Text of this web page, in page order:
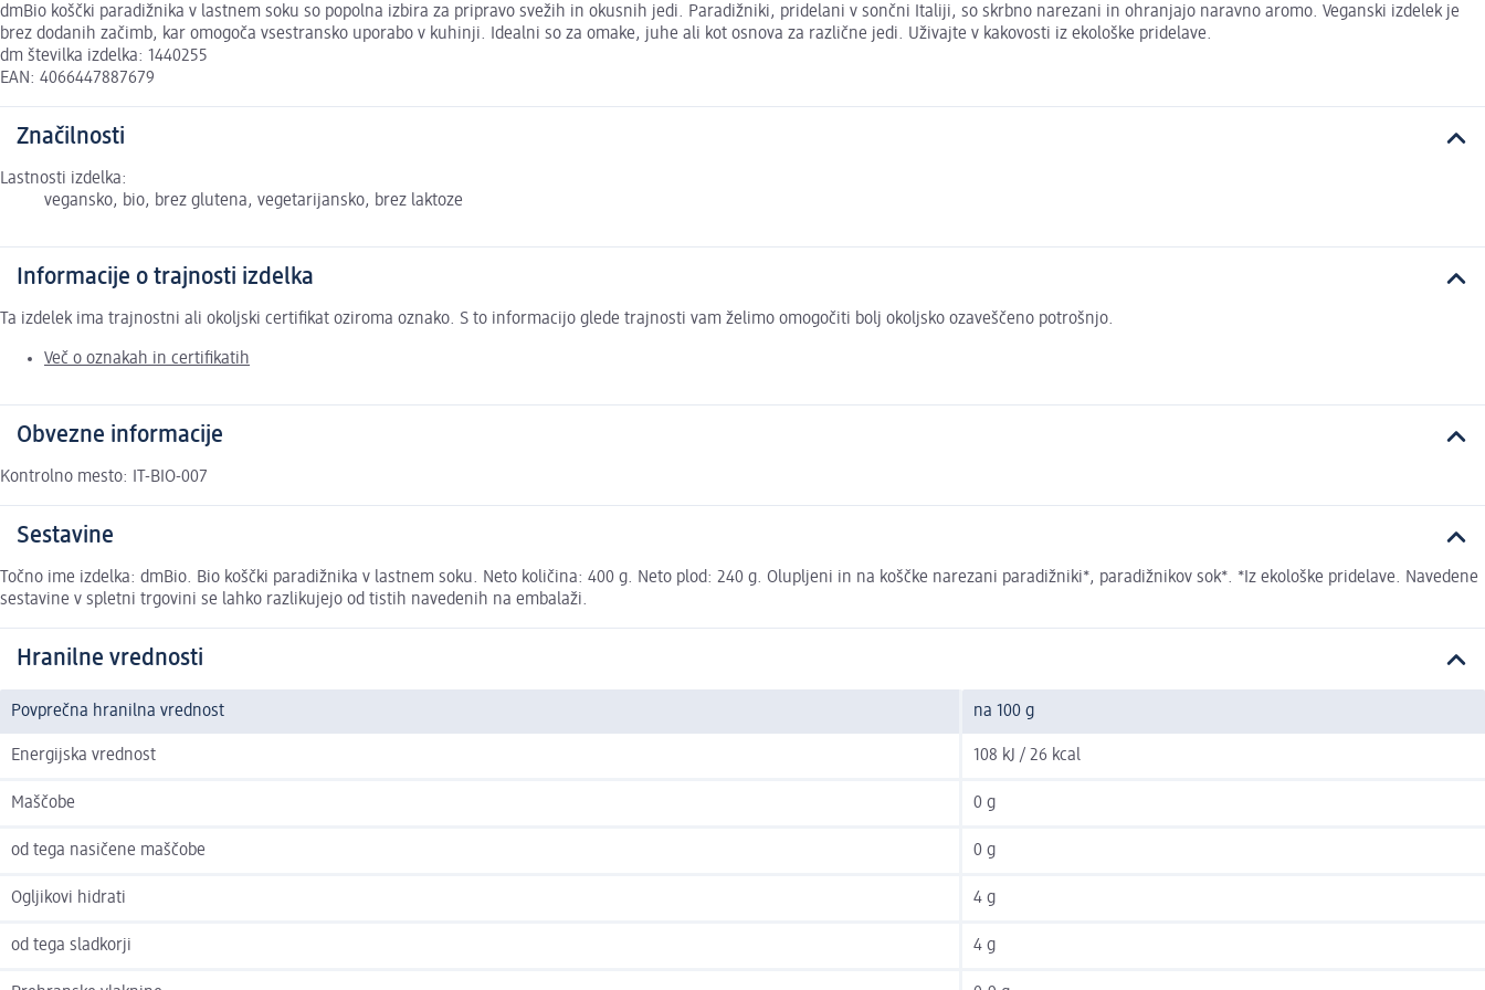
dmBio koščki paradižnika v lastnem soku so popolna izbira za pripravo svežih in okusnih jedi. Paradižniki, pridelani v sončni Italiji, so skrbno narezani in ohranjajo naravno aromo. Veganski izdelek je
brez dodanih začimb, kar omogoča vsestransko uporabo v kuhinji. Idealni so za omake, juhe ali kot osnova za različne jedi. Uživajte v kakovosti iz ekološke pridelave.
dm številka izdelka: 1440255
EAN: 4066447887679
Značilnosti
Lastnosti izdelka:
vegansko, bio, brez glutena, vegetarijansko, brez laktoze
Informacije o trajnosti izdelka
Ta izdelek ima trajnostni ali okoljski certifikat oziroma oznako. S to informacijo glede trajnosti vam želimo omogočiti bolj okoljsko ozaveščeno potrošnjo.
Več o oznakah in certifikatih
Obvezne informacije
Kontrolno mesto: IT-BIO-007
Sestavine
Točno ime izdelka: dmBio. Bio koščki paradižnika v lastnem soku. Neto količina: 400 g. Neto plod: 240 g. Olupljeni in na koščke narezani paradižniki*, paradižnikov sok*. *Iz ekološke pridelave. Navedene
sestavine v spletni trgovini se lahko razlikujejo od tistih navedenih na embalaži.
Hranilne vrednosti
Povprečna hranilna vrednost na 100 g
Energijska vrednost 108 kJ / 26 kcal
Maščobe 0 g
od tega nasičene maščobe 0 g
Ogljikovi hidrati 4 g
od tega sladkorji 4 g